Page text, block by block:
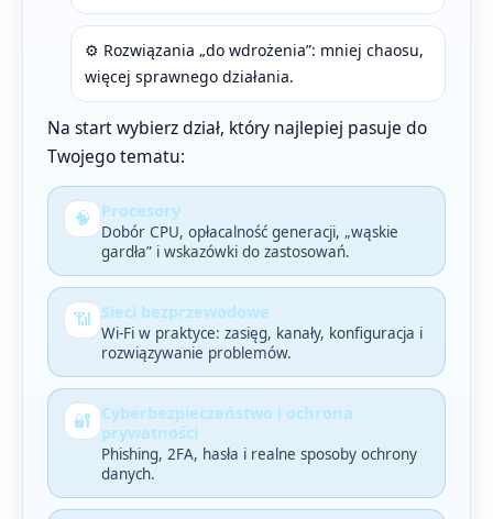
⚙️ Rozwiązania „do wdrożenia”: mniej chaosu,
więcej sprawnego działania.
Na start wybierz dział, który najlepiej pasuje do
Twojego tematu:
🧠 Procesory
Dobór CPU, opłacalność generacji, „wąskie
gardła” i wskazówki do zastosowań.
📶 Sieci bezprzewodowe
Wi-Fi w praktyce: zasięg, kanały, konfiguracja i
rozwiązywanie problemów.
🔐 Cyberbezpieczeństwo i ochrona
prywatności
Phishing, 2FA, hasła i realne sposoby ochrony
danych.